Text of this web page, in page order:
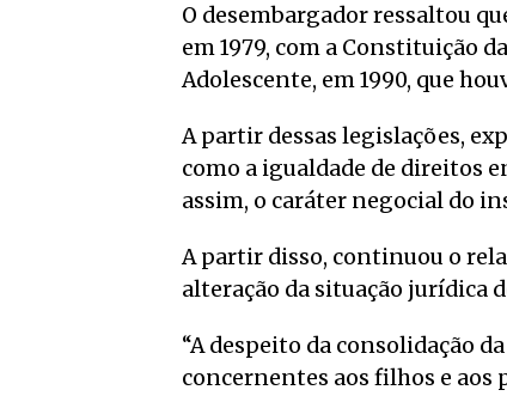
O desembargador ressaltou
em 1979, com a Constituição
Adolescente, em 1990, que
A partir dessas legislações,
como a igualdade de direitos
assim, o caráter negocial do
A partir disso, continuou o
alteração da situação jurídica
“A despeito da consolidação
concernentes aos filhos e